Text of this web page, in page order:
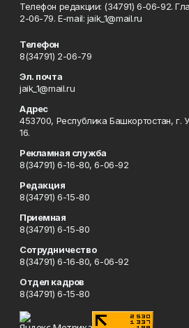
Телефон редакции: (34791) 6-06-92.
2-06-79. Е-mаil: jaik_1@mail.ru
Телефон
8(34791) 2-06-79
Эл. почта
jaik_1@mail.ru
Адрес
453700, Республика Башкортостан, г.
16.
Рекламная служба
8(34791) 6-16-80, 6-06-92
Редакция
8(34791) 6-15-80
Приемная
8(34791) 6-15-80
Сотрудничество
8(34791) 6-16-80, 6-06-92
Отдел кадров
8(34791) 6-15-80